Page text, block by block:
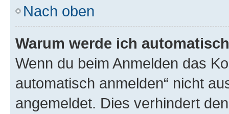
Nach oben
Warum werde ich
Wenn du beim Anmelden das
automatisch anmelden“ nicht
angemeldet. Dies verhindert